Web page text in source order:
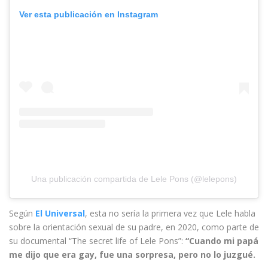
Ver esta publicación en Instagram
Una publicación compartida de Lele Pons (@lelepons)
Según El Universal, esta no sería la primera vez que Lele habla
sobre la orientación sexual de su padre, en 2020, como parte de
su documental “The secret life of Lele Pons”: “Cuando mi papá
me dijo que era gay, fue una sorpresa, pero no lo juzgué.